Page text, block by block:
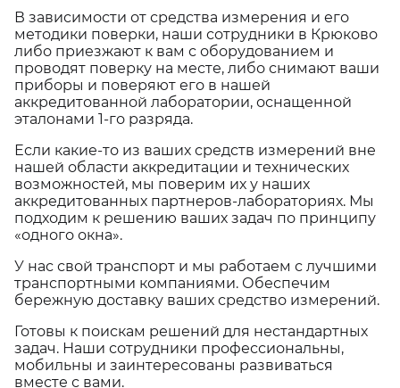
В зависимости от средства измерения и его
методики поверки, наши сотрудники в Крюково
либо приезжают к вам с оборудованием и
проводят поверку на месте, либо снимают ваши
приборы и поверяют его в нашей
аккредитованной лаборатории, оснащенной
эталонами 1-го разряда.
Если какие-то из ваших средств измерений вне
нашей области аккредитации и технических
возможностей, мы поверим их у наших
аккредитованных партнеров-лабораториях. Мы
подходим к решению ваших задач по принципу
«одного окна».
У нас свой транспорт и мы работаем с лучшими
транспортными компаниями. Обеспечим
бережную доставку ваших средство измерений.
Готовы к поискам решений для нестандартных
задач. Наши сотрудники профессиональны,
мобильны и заинтересованы развиваться
вместе с вами.